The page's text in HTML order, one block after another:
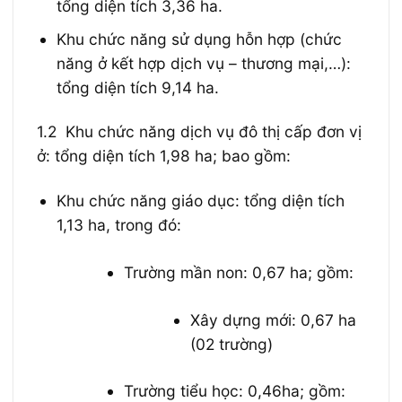
tổng diện tích 3,36 ha.
Khu chức năng sử dụng hỗn hợp (chức
năng ở kết hợp dịch vụ – thương mại,…):
tổng diện tích 9,14 ha.
1.2 Khu chức năng dịch vụ đô thị cấp đơn vị
ở: tổng diện tích 1,98 ha; bao gồm:
Khu chức năng giáo dục: tổng diện tích
1,13 ha, trong đó:
Trường mần non: 0,67 ha; gồm:
Xây dựng mới: 0,67 ha
(02 trường)
Trường tiểu học: 0,46ha; gồm: